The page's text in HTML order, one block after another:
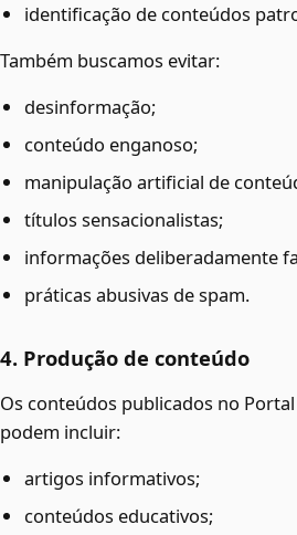
identificação de conteúdos
Também buscamos evitar:
desinformação;
conteúdo enganoso;
manipulação artificial de
títulos sensacionalistas;
informações deliberadamente
práticas abusivas de spam.
4. Produção de conteúdo
Os conteúdos publicados no
podem incluir:
artigos informativos;
conteúdos educativos;